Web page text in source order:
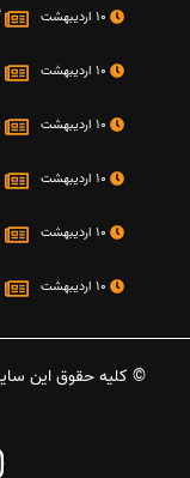
© کلیه حقوق این